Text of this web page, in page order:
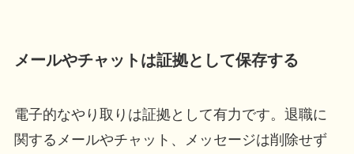
メールやチャットは証拠として保存する
電子的なやり取りは証拠として有力です。退職に
関するメールやチャット、メッセージは削除せず